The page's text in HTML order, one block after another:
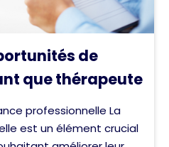
de
que thérapeute
professionnelle La
est un élément crucial